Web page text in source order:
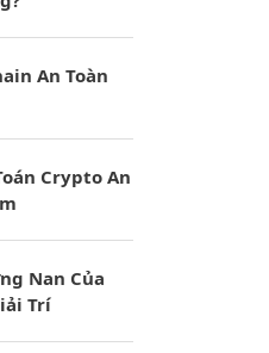
An Toàn
Crypto An
Nan Của
Trí